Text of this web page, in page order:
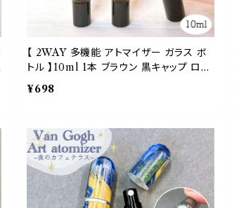
【 2WAY 多機能 アトマイザー ガラス ボ
トル 】10ml 1本 ブラウン 黒キャップ ロー
ルオン スプレー 遮光 容器 マルチ シーン
香水 フレグランス パフューム ミスト 詰替
エッセンシャルオイル 美容液 化粧水 軽量
ハンドメイド 手作り ギフト プレゼント お
しゃれ かわいい
¥698